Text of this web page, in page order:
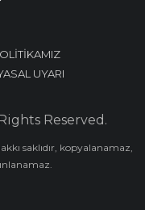
UYARI
Reserved.
saklıdır, kopyalanamaz,